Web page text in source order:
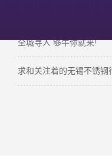
316l 不锈钢的 “l” 代表什
全城寻人 够牛你就来!
求和关注着的无锡不锈钢